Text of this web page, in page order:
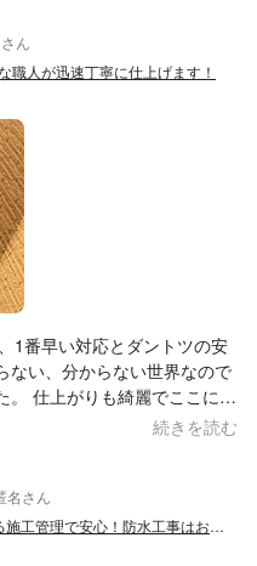
ん
職人が迅速丁寧に仕上げます！
1番早い対応とダントツの安
ない、分からない世界なので
。 仕上がりも綺麗でここに依
続きを読む
名さん
【業歴23年の実績】1級施工技能士による施工管理で安心！防水工事はお任せ下さい！